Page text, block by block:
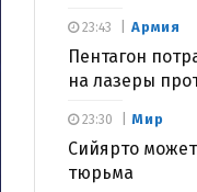
Армия
Пентагон
на лазеры
23:43
Мир
Сийярто
тюрьма
23:30